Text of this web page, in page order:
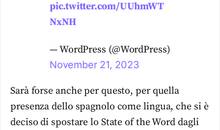
pic.twitter.com/UUhmWT
NxNH
— WordPress (@WordPress)
November 21, 2023
Sarà forse anche per questo, per quella
presenza dello spagnolo come lingua, che si è
deciso di spostare lo State of the Word dagli